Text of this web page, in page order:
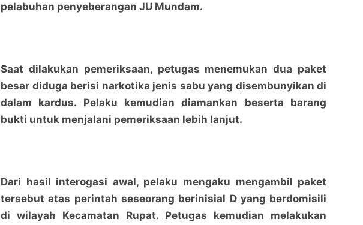
Kurir Penjemput Sabu Ditangkap di Pelabuhan JU
Mundam, 198 Gram Barang Bukti Diamankan
penaraja.com
pelabuhan penyeberangan JU Mundam.
Saat dilakukan pemeriksaan, petugas menemukan dua paket
besar diduga berisi narkotika jenis sabu yang disembunyikan di
dalam kardus. Pelaku kemudian diamankan beserta barang
bukti untuk menjalani pemeriksaan lebih lanjut.
Dari hasil interogasi awal, pelaku mengaku mengambil paket
tersebut atas perintah seseorang berinisial D yang berdomisili
di wilayah Kecamatan Rupat. Petugas kemudian melakukan
Kurir Penjemput Sabu Ditangkap di Pelabuhan JU
Mundam, 198 Gram Barang Bukti Diamankan
penaraja.com